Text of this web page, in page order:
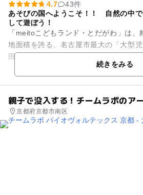
4.7
43件
あそびの国へようこそ！！ 自然の中
して遊ぼう！
「meitoこどもランド・とだがわ」は
地面積を誇る、名古屋市最大の「大型
田川緑地という希少な自然環境の中に
続きをみる
親子で没入する！チームラボのア
京都府京都市南区